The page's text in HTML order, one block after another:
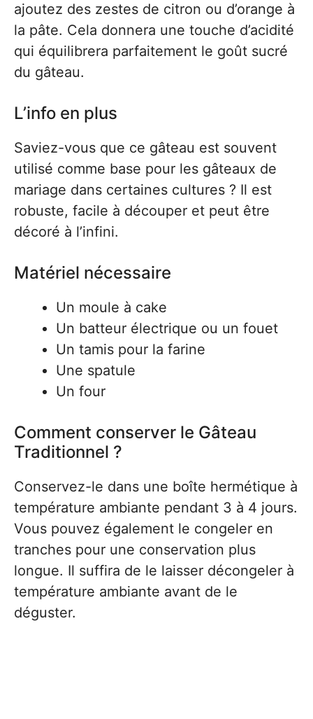
ajoutez des zestes de citron ou d’orange à
la pâte. Cela donnera une touche d’acidité
qui équilibrera parfaitement le goût sucré
du gâteau.
L’info en plus
Saviez-vous que ce gâteau est souvent
utilisé comme base pour les gâteaux de
mariage dans certaines cultures ? Il est
robuste, facile à découper et peut être
décoré à l’infini.
Matériel nécessaire
Un moule à cake
Un batteur électrique ou un fouet
Un tamis pour la farine
Une spatule
Un four
Comment conserver le Gâteau
Traditionnel ?
Conservez-le dans une boîte hermétique à
température ambiante pendant 3 à 4 jours.
Vous pouvez également le congeler en
tranches pour une conservation plus
longue. Il suffira de le laisser décongeler à
température ambiante avant de le
déguster.